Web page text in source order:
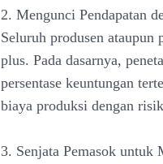
2. Mengunci Pendapatan
Seluruh produsen
plus. Pada dasarnya,
persentase keuntungan
biaya produksi dengan
3. Senjata Pemasok untuk